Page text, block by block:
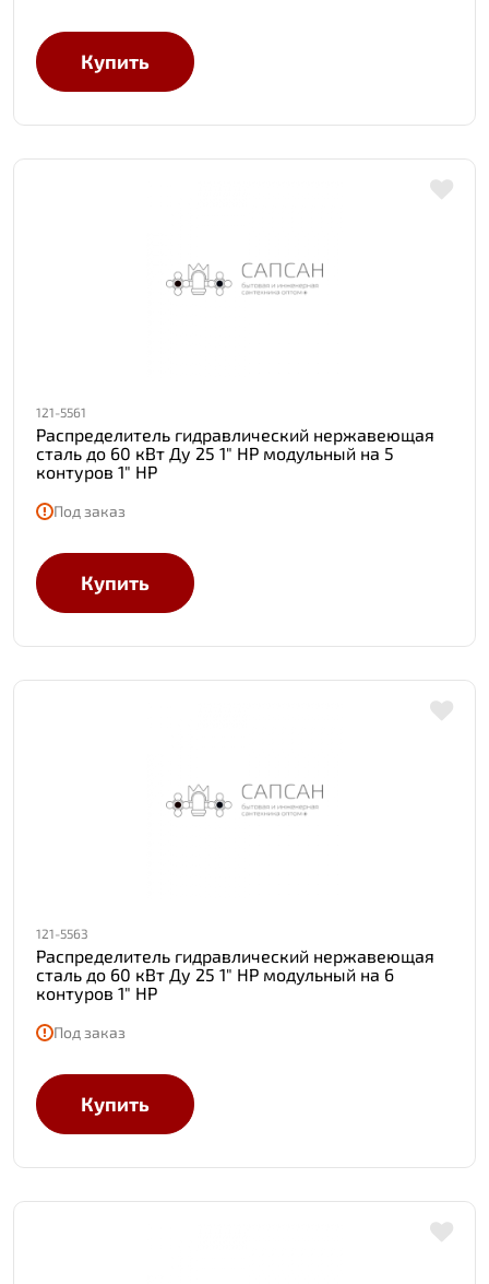
Купить
121-5561
Распределитель гидравлический нержавеющая
сталь до 60 кВт Ду 25 1" НР модульный на 5
контуров 1" НР
Под заказ
Купить
121-5563
Распределитель гидравлический нержавеющая
сталь до 60 кВт Ду 25 1" НР модульный на 6
контуров 1" НР
Под заказ
Купить